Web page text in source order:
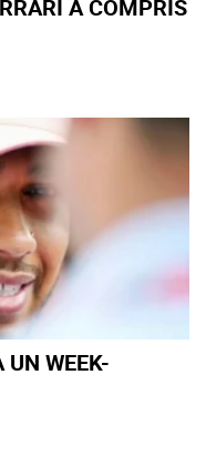
A COMPRIS
WEEK-